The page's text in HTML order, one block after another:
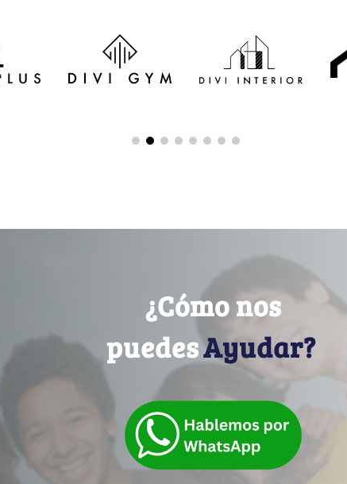
¿Cómo nos
puedesAyudar?